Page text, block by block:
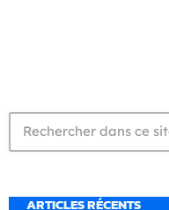
ARTICLES RÉCENTS